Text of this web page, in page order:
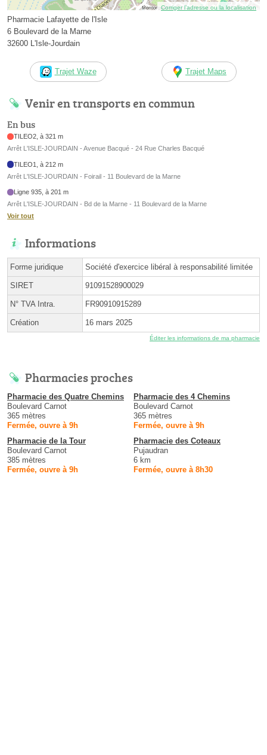
Corriger l’adresse ou la localisation
Pharmacie Lafayette de l'Isle
6 Boulevard de la Marne
32600 L'Isle-Jourdain
Trajet Waze Trajet Maps
Venir en transports en commun
En bus
TILEO2, à 321 m
Arrêt L'ISLE-JOURDAIN - Avenue Bacqué - 24 Rue Charles Bacqué
TILEO1, à 212 m
Arrêt L'ISLE-JOURDAIN - Foirail - 11 Boulevard de la Marne
Ligne 935, à 201 m
Arrêt L'ISLE-JOURDAIN - Bd de la Marne - 11 Boulevard de la Marne
Voir tout
Informations
Forme juridique Société d'exercice libéral à responsabilité limitée
SIRET 91091528900029
N° TVA Intra. FR90910915289
Création 16 mars 2025
Éditer les informations de ma pharmacie
Pharmacies proches
Pharmacie des Quatre Chemins
Boulevard Carnot
365 mètres
Fermée, ouvre à 9h
Pharmacie des 4 Chemins
Boulevard Carnot
365 mètres
Fermée, ouvre à 9h
Pharmacie de la Tour
Boulevard Carnot
385 mètres
Fermée, ouvre à 9h
Pharmacie des Coteaux
Pujaudran
6 km
Fermée, ouvre à 8h30